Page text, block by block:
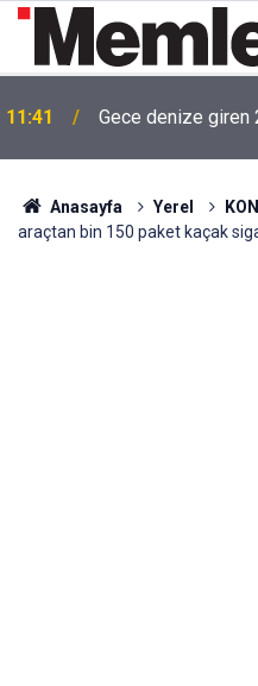
11:41 Gece denize giren
Anasayfa Yerel
araçtan bin 150 paket kaçak